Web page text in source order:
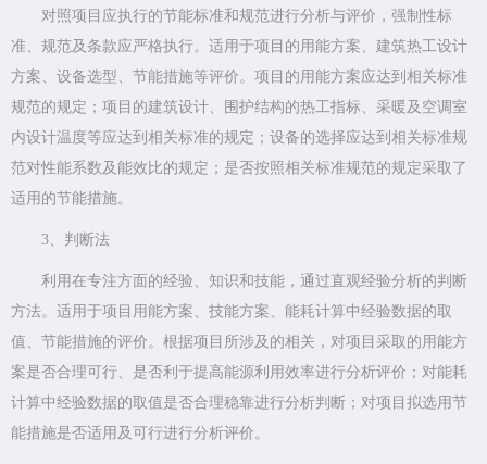
对照项目应执行的节能标准和规范进行分析与评价，强制性标
准、规范及条款应严格执行。适用于项目的用能方案、建筑热工设计
方案、设备选型、节能措施等评价。项目的用能方案应达到相关标准
规范的规定；项目的建筑设计、围护结构的热工指标、采暖及空调室
内设计温度等应达到相关标准的规定；设备的选择应达到相关标准规
范对性能系数及能效比的规定；是否按照相关标准规范的规定采取了
适用的节能措施。
3、判断法
利用在专注方面的经验、知识和技能，通过直观经验分析的判断
方法。适用于项目用能方案、技能方案、能耗计算中经验数据的取
值、节能措施的评价。根据项目所涉及的相关，对项目采取的用能方
案是否合理可行、是否利于提高能源利用效率进行分析评价；对能耗
计算中经验数据的取值是否合理稳靠进行分析判断；对项目拟选用节
能措施是否适用及可行进行分析评价。